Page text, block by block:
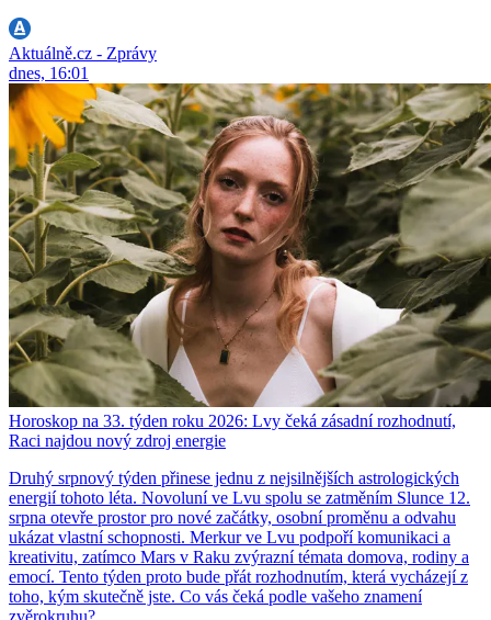
Aktuálně.cz - Zprávy
dnes, 16:01
Horoskop na 33. týden roku 2026: Lvy čeká zásadní rozhodnutí,
Raci najdou nový zdroj energie
Druhý srpnový týden přinese jednu z nejsilnějších astrologických
energií tohoto léta. Novoluní ve Lvu spolu se zatměním Slunce 12.
srpna otevře prostor pro nové začátky, osobní proměnu a odvahu
ukázat vlastní schopnosti. Merkur ve Lvu podpoří komunikaci a
kreativitu, zatímco Mars v Raku zvýrazní témata domova, rodiny a
emocí. Tento týden proto bude přát rozhodnutím, která vycházejí z
toho, kým skutečně jste. Co vás čeká podle vašeho znamení
zvěrokruhu?